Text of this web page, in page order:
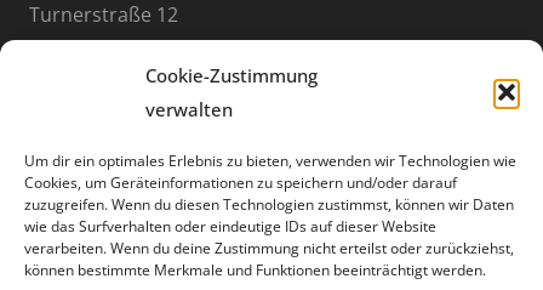
Cookie-Zustimmung
verwalten
Um dir ein optimales Erlebnis zu bieten, verwenden wir Technologien wie
Cookies, um Geräteinformationen zu speichern und/oder darauf
zuzugreifen. Wenn du diesen Technologien zustimmst, können wir Daten
wie das Surfverhalten oder eindeutige IDs auf dieser Website
verarbeiten. Wenn du deine Zustimmung nicht erteilst oder zurückziehst,
können bestimmte Merkmale und Funktionen beeinträchtigt werden.
Turnerstraße 12
67677 Enkenbach-Alsenborn
06303 / 999 8949
Öffnungszeiten
der Geschäftsstelle
donnerstags